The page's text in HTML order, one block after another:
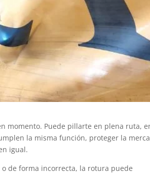
momento. Puede pillarte en plena ruta,
la misma función, proteger la
igual.
de forma incorrecta, la rotura puede